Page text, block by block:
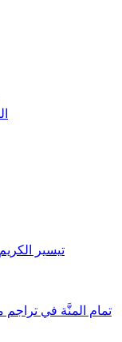
تيسير
تمام المنَّة في